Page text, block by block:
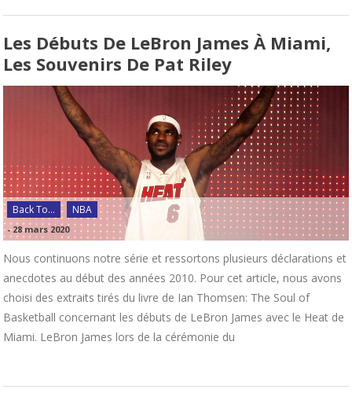
Les Débuts De LeBron James À Miami,
Les Souvenirs De Pat Riley
Back To... NBA
-28 mars 2020
Nous continuons notre série et ressortons plusieurs déclarations et
anecdotes au début des années 2010. Pour cet article, nous avons
choisi des extraits tirés du livre de Ian Thomsen: The Soul of
Basketball concernant les débuts de LeBron James avec le Heat de
Miami. LeBron James lors de la cérémonie du